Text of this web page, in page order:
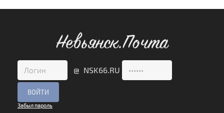
Невьянск.Почта
@ NSK66.RU
Забыл пароль